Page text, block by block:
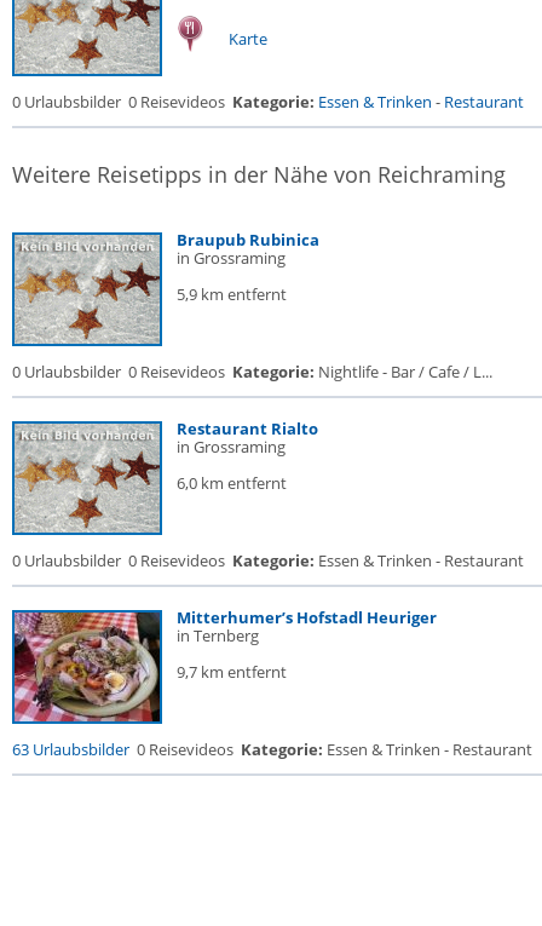
Karte
0 Urlaubsbilder 0 Reisevideos Kategorie: Essen & Trinken - Restaurant
Weitere Reisetipps in der Nähe von Reichraming
Braupub Rubinica
in Grossraming
5,9 km entfernt
0 Urlaubsbilder 0 Reisevideos Kategorie: Nightlife - Bar / Cafe / L...
Restaurant Rialto
in Grossraming
6,0 km entfernt
0 Urlaubsbilder 0 Reisevideos Kategorie: Essen & Trinken - Restaurant
Mitterhumer’s Hofstadl Heuriger
in Ternberg
9,7 km entfernt
63 Urlaubsbilder 0 Reisevideos Kategorie: Essen & Trinken - Restaurant